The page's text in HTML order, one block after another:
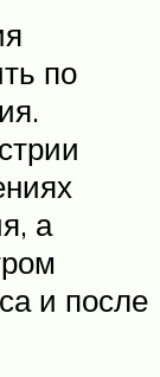
по
а
и после